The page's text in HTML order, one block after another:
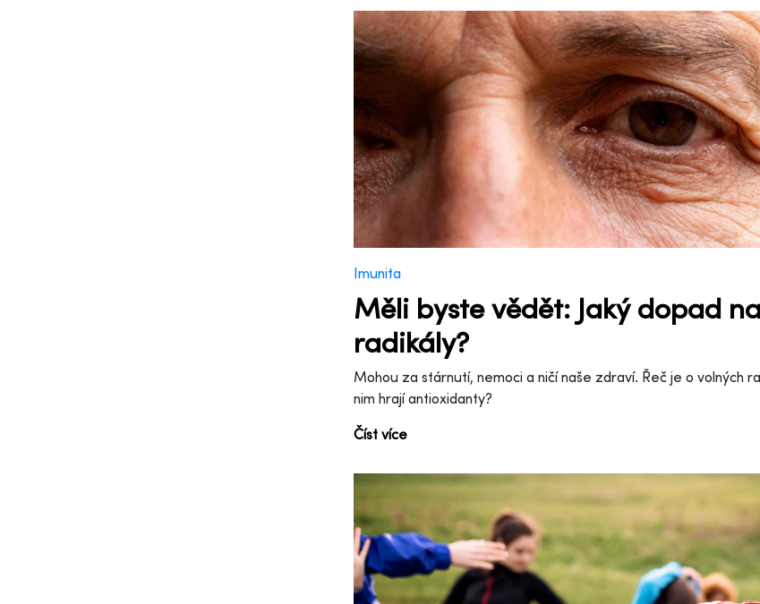
Imunita
Měli byste vědět: Jaký dopad
radikály?
Mohou za stárnutí, nemoci a ničí naše zdraví. Řeč je o volných
nim hrají antioxidanty?
Číst více